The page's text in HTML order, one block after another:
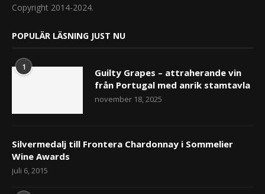
Copyright 2014-2024.
POPULÄR LÄSNING JUST NU
1
Guilty Grapes – attraherande vin
från Portugal med anrik stamtavla
november 18, 2025
Silvermedalj till Frontera Chardonnay i Sommelier
Wine Awards
juli 6, 2015